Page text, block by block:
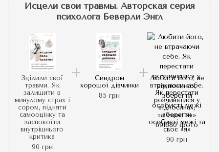
Исцели свои травмы. Авторская серия
психолога Беверли Энгл
Зцілили свої
травми. Як
залишити в
минулому страх і
сором, підняти
самооцінку та
заспокоїти
внутрішнього
критика
90 грн
Синдром
хорошої дівчинки
85 грн
Любити його, не
втрачаючи себе.
Як перестати
розчинятися у
відносинах,
зберегти
особисті межі та
своє «я»
90 грн